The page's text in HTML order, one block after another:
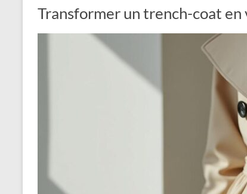
Transformer un trench-coat